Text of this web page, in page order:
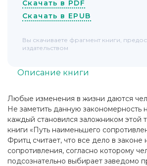
Любые изменения в жизни даются
Не заметить данную закономерность
каждый становился заложником этой
книги «Путь наименьшего
Фритц считает, что все дело в законе
сопротивления, согласно которому
подсознательно выбирает заведомо
Описание книги
Скачать в PDF
Скачать в EPUB
Вы скачиваете фрагмент книги,
издательством